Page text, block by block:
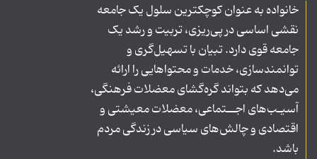
خانواده به عنوان کوچکترین سلول یک جامعه
نقشی اساسی در پی‌ریزی، تربیت و رشد یک
جامعه قوی دارد. تبیان با تسهیل‌گری و
توانمندسازی، خدمات و محتواهایی را ارائه
می‌دهد که بتواند گره‌گشای معضلات فرهنگی،
آسیـب‌های اجــتماعی، معضلات معیشتی و
اقتصادی و چالش‌های سیاسی در زندگی مردم
باشد.